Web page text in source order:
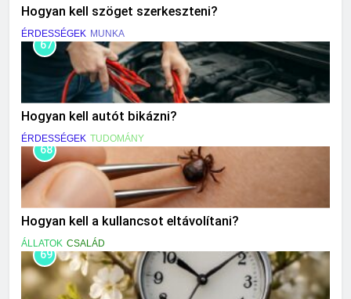
Hogyan kell szöget szerkeszteni?
ÉRDESSÉGEK MUNKA
67
Hogyan kell autót bikázni?
ÉRDESSÉGEK TUDOMÁNY
68
Hogyan kell a kullancsot eltávolítani?
ÁLLATOK CSALÁD
69